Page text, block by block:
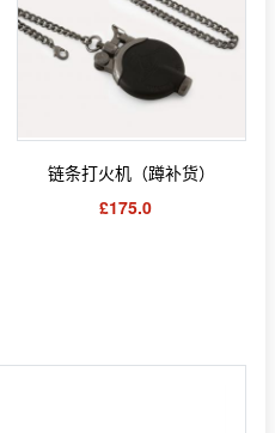
链条打火机（蹲补货）
£175.0